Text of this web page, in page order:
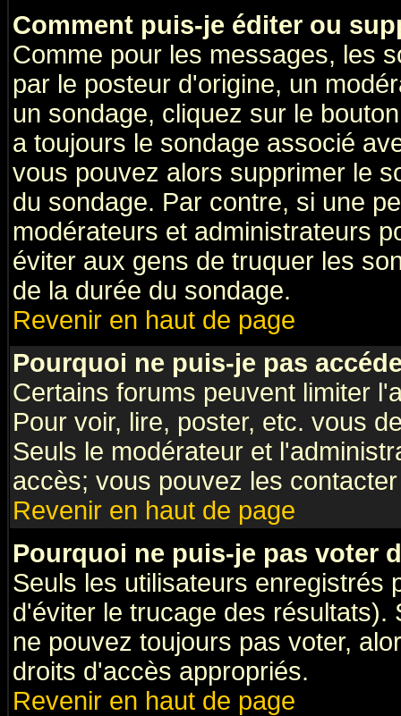
Comment puis-je éditer ou
Comme pour les messages, les
par le posteur d'origine, un
un sondage, cliquez sur le
a toujours le sondage associé
vous pouvez alors supprimer le
du sondage. Par contre, si une
modérateurs et administrateurs
éviter aux gens de truquer les
de la durée du sondage.
Revenir en haut de page
Pourquoi ne puis-je pas
Certains forums peuvent limiter
Pour voir, lire, poster, etc. vous
Seuls le modérateur et
accès; vous pouvez les
Revenir en haut de page
Pourquoi ne puis-je pas voter
Seuls les utilisateurs enregistrés
d'éviter le trucage des
ne pouvez toujours pas voter,
droits d'accès appropriés.
Revenir en haut de page